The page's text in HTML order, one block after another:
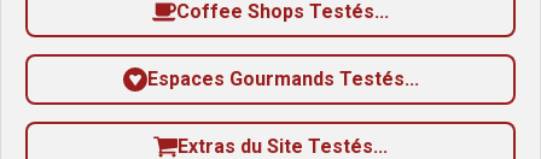
Coffee Shops Testés...
Espaces Gourmands Testés...
Extras du Site Testés...